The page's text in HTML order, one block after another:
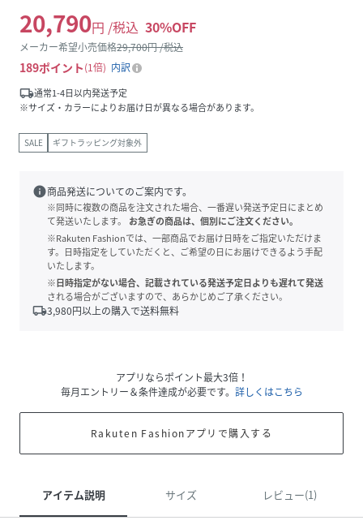
20,790円 /税込 30%OFF
メーカー希望小売価格29,700円 /税込
189ポイント 1倍
内訳
local_shipping通常1-4日以内発送予定
※サイズ・カラーによりお届け日が異なる場合があります。
SALE ギフトラッピング対象外
info商品発送についてのご案内です。
※同時に複数の商品を注文された場合、一番遅い発送予定日にまとめ
て発送いたします。
お急ぎの商品は、個別にご注文ください。
※Rakuten Fashionでは、一部商品でお届け日時をご指定いただけま
す。日時指定をしていただくと、ご希望の日にお届けできるよう手配
いたします。
※日時指定がない場合、記載されている発送予定日よりも遅れて発送
される場合がございますので、あらかじめご了承ください。
local_shipping3,980円以上の購入で送料無料
アプリならポイント最大3倍！
毎月エントリー＆条件達成が必要です。 詳しくはこちら
Rakuten Fashionアプリで購入する
アイテム説明 サイズ レビュー(1)